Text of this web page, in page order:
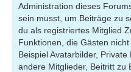
Administration dieses
sein musst, um Beiträge zu
du als registriertes Mitglied
Funktionen, die Gästen
Beispiel Avatarbilder,
andere Mitglieder, Beitritt zu